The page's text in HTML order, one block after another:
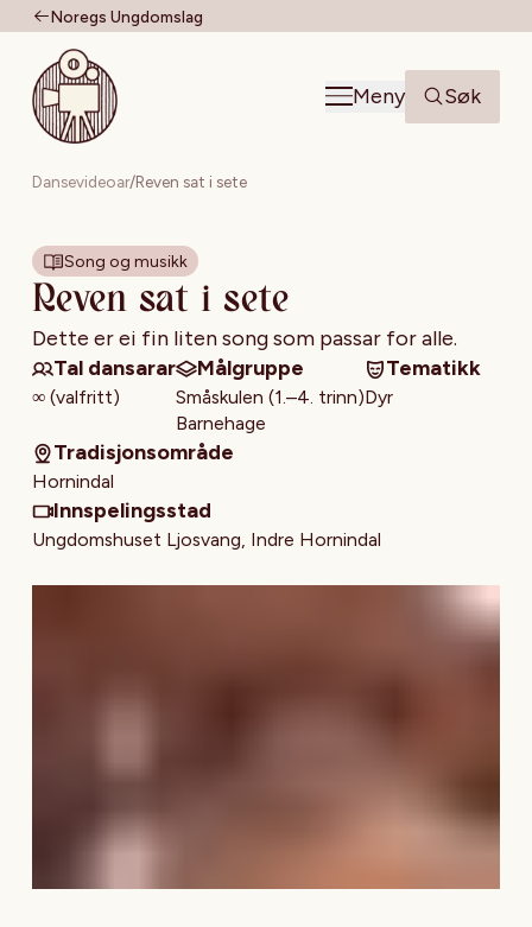
Noregs Ungdomslag
Til forsiden
Meny
Søk
Dansevideoar/Reven sat i sete
Song og musikk
Reven sat i sete
Dette er ei fin liten song som passar for alle.
Tal dansarar
∞ (valfritt)
Målgruppe
Småskulen (1.–4. trinn)
Barnehage
Tematikk
Dyr
Tradisjonsområde
Hornindal
Innspelingsstad
Ungdomshuset Ljosvang, Indre Hornindal